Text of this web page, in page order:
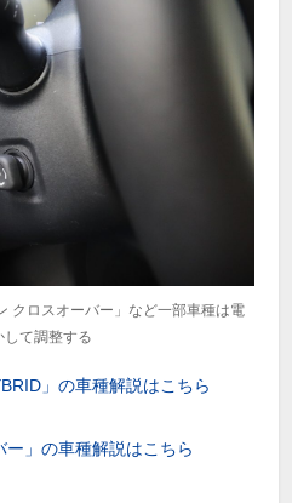
クロスオーバー」など一部車種は電
て調整する
」の車種解説はこちら
ー」の車種解説はこちら